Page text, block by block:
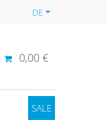
DE
0,00 €
SALE